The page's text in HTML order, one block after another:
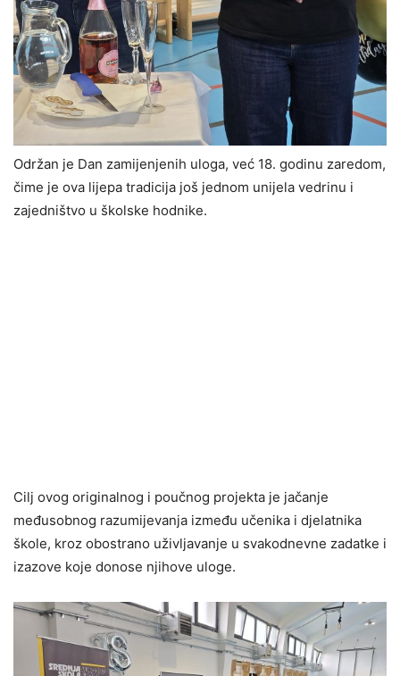
Održan je Dan zamijenjenih uloga, već 18. godinu zaredom,
čime je ova lijepa tradicija još jednom unijela vedrinu i
zajedništvo u školske hodnike.
Cilj ovog originalnog i poučnog projekta je jačanje
međusobnog razumijevanja između učenika i djelatnika
škole, kroz obostrano uživljavanje u svakodnevne zadatke i
izazove koje donose njihove uloge.